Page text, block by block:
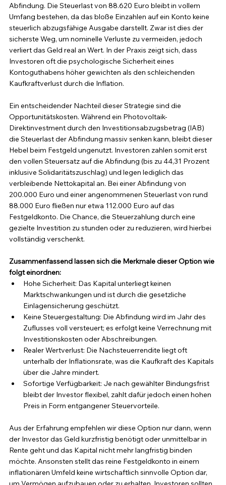
Abfindung. Die Steuerlast von 88.620 Euro bleibt in vollem
Umfang bestehen, da das bloße Einzahlen auf ein Konto keine
steuerlich abzugsfähige Ausgabe darstellt. Zwar ist dies der
sicherste Weg, um nominelle Verluste zu vermeiden, jedoch
verliert das Geld real an Wert. In der Praxis zeigt sich, dass
Investoren oft die psychologische Sicherheit eines
Kontoguthabens höher gewichten als den schleichenden
Kaufkraftverlust durch die Inflation.
Ein entscheidender Nachteil dieser Strategie sind die
Opportunitätskosten. Während ein Photovoltaik-
Direktinvestment durch den Investitionsabzugsbetrag (IAB)
die Steuerlast der Abfindung massiv senken kann, bleibt dieser
Hebel beim Festgeld ungenutzt. Investoren zahlen somit erst
den vollen Steuersatz auf die Abfindung (bis zu 44,31 Prozent
inklusive Solidaritätszuschlag) und legen lediglich das
verbleibende Nettokapital an. Bei einer Abfindung von
200.000 Euro und einer angenommenen Steuerlast von rund
88.000 Euro fließen nur etwa 112.000 Euro auf das
Festgeldkonto. Die Chance, die Steuerzahlung durch eine
gezielte Investition zu stunden oder zu reduzieren, wird hierbei
vollständig verschenkt.
Zusammenfassend lassen sich die Merkmale dieser Option wie
folgt einordnen:
Hohe Sicherheit: Das Kapital unterliegt keinen
Marktschwankungen und ist durch die gesetzliche
Einlagensicherung geschützt.
Keine Steuergestaltung: Die Abfindung wird im Jahr des
Zuflusses voll versteuert; es erfolgt keine Verrechnung mit
Investitionskosten oder Abschreibungen.
Realer Wertverlust: Die Nachsteuerrendite liegt oft
unterhalb der Inflationsrate, was die Kaufkraft des Kapitals
über die Jahre mindert.
Sofortige Verfügbarkeit: Je nach gewählter Bindungsfrist
bleibt der Investor flexibel, zahlt dafür jedoch einen hohen
Preis in Form entgangener Steuervorteile.
Aus der Erfahrung empfehlen wir diese Option nur dann, wenn
der Investor das Geld kurzfristig benötigt oder unmittelbar in
Rente geht und das Kapital nicht mehr langfristig binden
möchte. Ansonsten stellt das reine Festgeldkonto in einem
inflationären Umfeld keine wirtschaftlich sinnvolle Option dar,